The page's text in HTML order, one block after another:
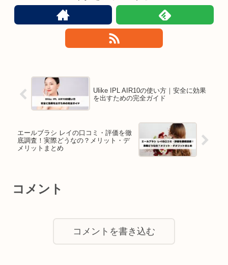
Ulike IPL AIR10の使い方｜安全に効果
を出すための完全ガイド
エールブラシ レイの口コミ・評価を徹
底調査！実際どうなの？メリット・デ
メリットまとめ
コメント
コメントを書き込む